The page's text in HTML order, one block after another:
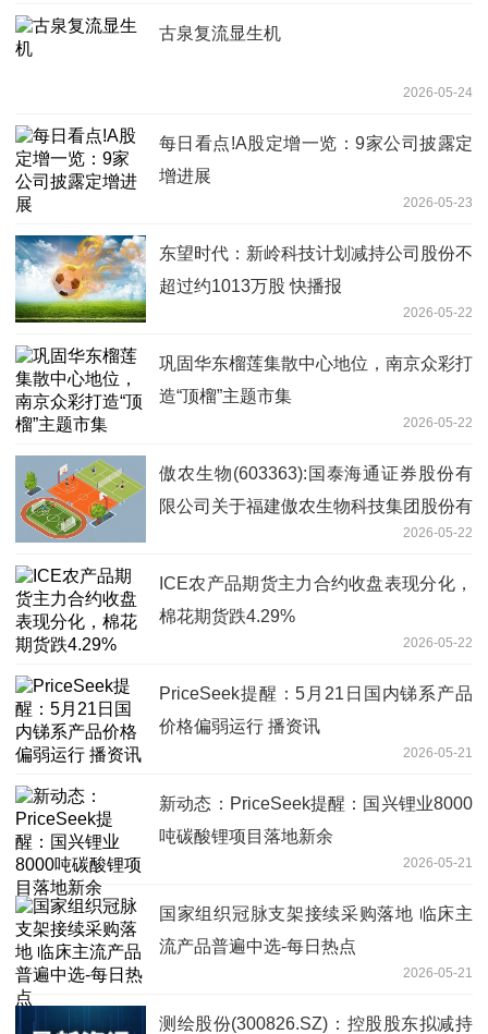
古泉复流显生机
2026-05-24
每日看点!A股定增一览：9家公司披露定
增进展
2026-05-23
东望时代：新岭科技计划减持公司股份不
超过约1013万股 快播报
2026-05-22
巩固华东榴莲集散中心地位，南京众彩打
造“顶榴”主题市集
2026-05-22
傲农生物(603363):国泰海通证券股份有
限公司关于福建傲农生物科技集团股份有
限公司部分限售股上市流通的核查意见|
焦点报道
2026-05-22
ICE农产品期货主力合约收盘表现分化，
棉花期货跌4.29%
2026-05-22
PriceSeek提醒：5月21日国内锑系产品
价格偏弱运行 播资讯
2026-05-21
新动态：PriceSeek提醒：国兴锂业8000
吨碳酸锂项目落地新余
2026-05-21
国家组织冠脉支架接续采购落地 临床主
流产品普遍中选-每日热点
2026-05-21
测绘股份(300826.SZ)：控股股东拟减持